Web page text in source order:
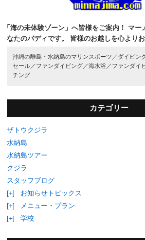
「海の未体験ゾーン」へ皆様をご案内！
マー
なたのバディです。
皆様のお越しを心より
沖縄の離島・水納島のマリンスポーツ／ ダイビン
セール／ ファンダイビング／海水浴／ ファンダイ
チング
カテゴリー
ザトウクジラ
水納島
水納島ツアー
クジラ
スタッフブログ
[+]
お知らせトピックス
[+]
メニュー・プラン
[+]
学校